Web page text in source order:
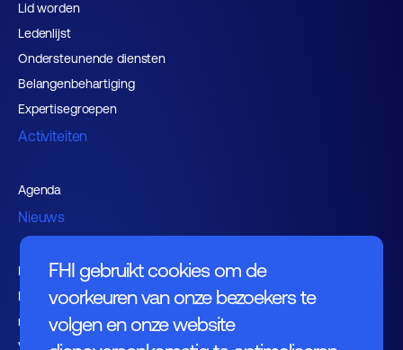
FHI gebruikt cookies om de
voorkeuren van onze bezoekers te
volgen en onze website
Lid worden
Ledenlijst
Ondersteunende diensten
Belangenbehartiging
Expertisegroepen
Activiteiten
Agenda
Nieuws
Kennishub
Nieuwsbrieven FHI leden en
relaties
Vacaturebank